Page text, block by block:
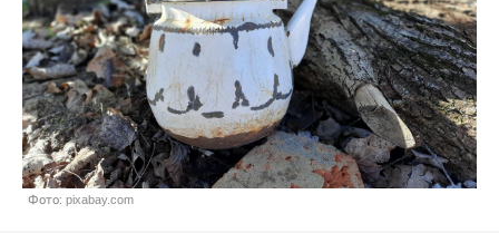
Фото: pixabay.com